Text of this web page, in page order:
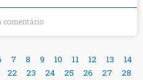
comentário
7 8 9 10 11 12 13
14
22 23 24 25 26 27
28